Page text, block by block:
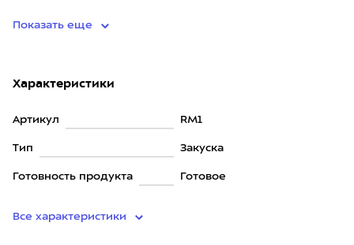
Показать еще
Характеристики
Артикул RM1
Тип Закуска
Готовность продукта Готовое
Все характеристики